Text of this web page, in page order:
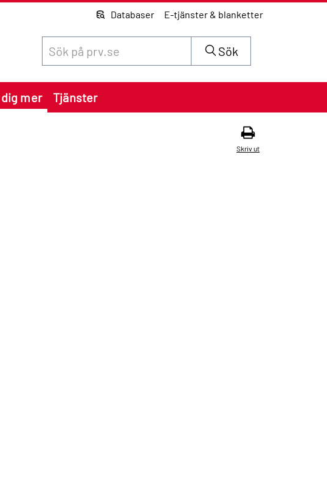
Databaser E-tjänster & blanketter
Sök
mer Tjänster
Skriv ut